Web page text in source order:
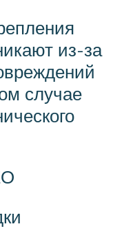
из-за
случае